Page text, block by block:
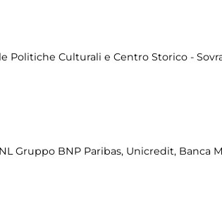
Politiche Culturali e Centro Storico -
Gruppo BNP Paribas, Unicredit, Banca